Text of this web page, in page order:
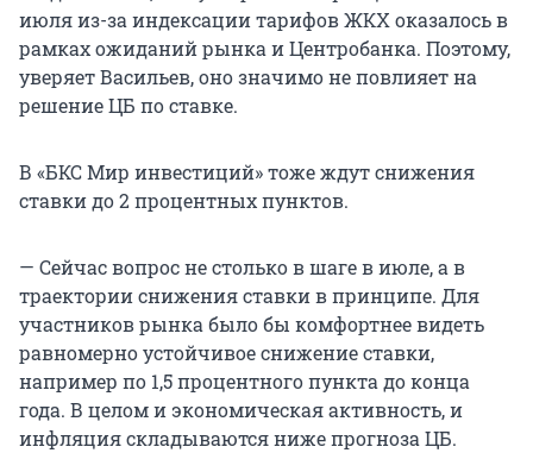
июля из-за индексации тарифов ЖКХ оказалось в
рамках ожиданий рынка и Центробанка. Поэтому,
уверяет Васильев, оно значимо не повлияет на
решение ЦБ по ставке.
В «БКС Мир инвестиций» тоже ждут снижения
ставки до 2 процентных пунктов.
— Сейчас вопрос не столько в шаге в июле, а в
траектории снижения ставки в принципе. Для
участников рынка было бы комфортнее видеть
равномерно устойчивое снижение ставки,
например по 1,5 процентного пункта до конца
года. В целом и экономическая активность, и
инфляция складываются ниже прогноза ЦБ.